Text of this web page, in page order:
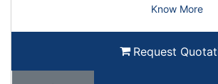
Know More
Request